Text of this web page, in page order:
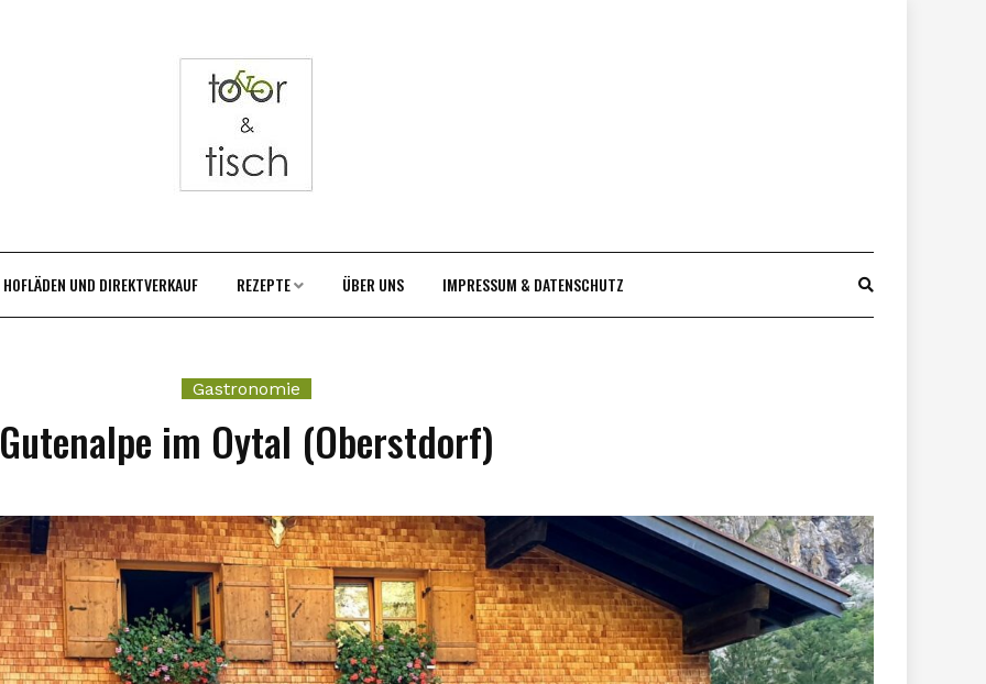
HOFLÄDEN UND DIREKTVERKAUF REZEPTE ÜBER UNS IMPRESSUM & DATENSCHUTZ
Gastronomie
Gutenalpe im Oytal (Oberstdorf)